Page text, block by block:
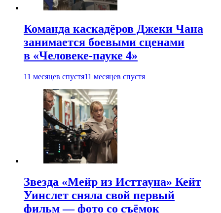
Команда каскадёров Джеки Чана
занимается боевыми сценами
в «Человеке-пауке 4»
11 месяцев спустя11 месяцев спустя
Звезда «Мейр из Исттауна» Кейт
Уинслет сняла свой первый
фильм — фото со съёмок